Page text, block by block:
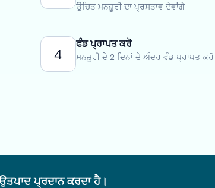
ਉਚਿਤ ਮਨਜ਼ੂਰੀ ਦਾ ਪ੍ਰਸਤਾਵ ਦੇਵਾਂਗੇ
4
ਫੰਡ ਪ੍ਰਾਪਤ ਕਰੋ
ਮਨਜ਼ੂਰੀ ਦੇ 2 ਦਿਨਾਂ ਦੇ ਅੰਦਰ ਵੰਡ ਪ੍ਰਾਪਤ ਕਰੋ
ਪ੍ਰਦਾਨ ਕਰਦਾ ਹੈ।